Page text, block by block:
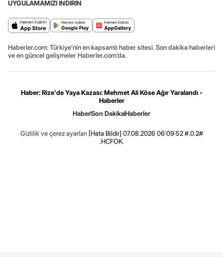
UYGULAMAMIZI İNDİRİN
Haberler.com: Türkiye’nin en kapsamlı haber sitesi. Son dakika haberleri
ve en güncel gelişmeler Haberler.com’da.
Haber: Rize'de Yaya Kazası: Mehmet Ali Köse Ağır Yaralandı -
Haberler
HaberSon DakikaHaberler
Gizlilik ve çerez ayarları [Hata Bildir] 07.08.2026 06:09:52 #.0.2#
.HCFOK.